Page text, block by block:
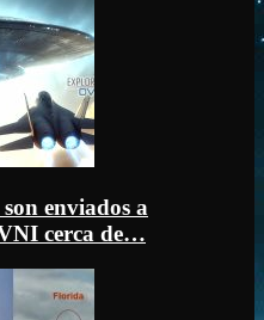
enviados a
cerca de…